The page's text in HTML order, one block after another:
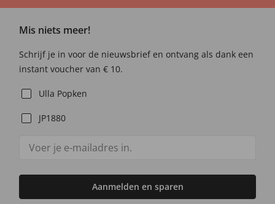
Mis niets meer!
Schrijf je in voor de nieuwsbrief en ontvang als dank een
instant voucher van € 10.
Ulla Popken
JP1880
Aanmelden en sparen